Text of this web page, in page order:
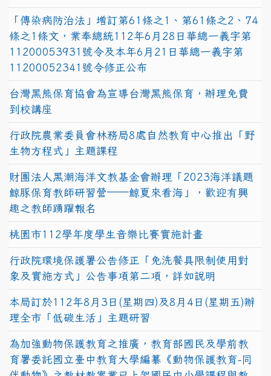
「傳染病防治法」增訂第61條之1、第61條之2、74
條之1條文，業奉總統112年6月28日華總一義字第
11200053931號令及本年6月21日華總一義字第
11200052341號令修正公布
台灣黑熊保育協會為宣導台灣黑熊保育，辦理免費
到校講座
行政院農業委員會林務局8處自然教育中心推出「野
生物方程式」主題課程
財團法人黑潮海洋文教基金會辦理「2023海洋議題
鯨豚保育教師研習營──鯨夏來看海」，歡迎有興
趣之教師踴躍報名
桃園市112學年度學生音樂比賽實施計畫
行政院環境保護署公告修正「免洗餐具限制使用對
象及實施方式」公告事項第二項，詳如說明
本局訂於112年8月3日(星期四)及8月4日(星期五)辦
理全市「低碳生活」主題研習
為加強動物保護教育之推廣，教育部國民及學前教
育署委託國立臺中教育大學編纂《動物保護教育-同